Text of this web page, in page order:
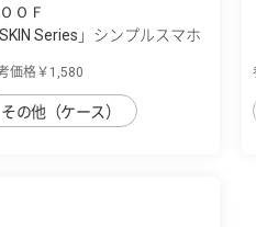
ＯＦ
SKIN Series」シンプルスマホ
価格￥1,580
その他（ケース）